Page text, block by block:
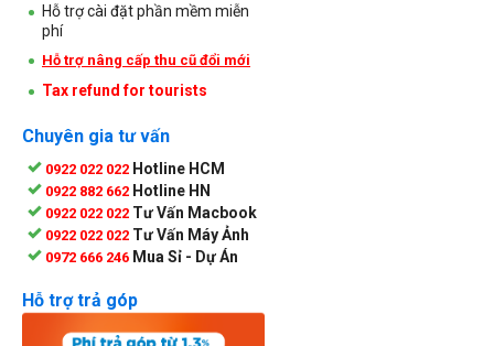
Hỗ trợ cài đặt phần mềm miễn
phí
Hỗ trợ nâng cấp thu cũ đổi mới
Tax refund for tourists
Chuyên gia tư vấn
0922 022 022 Hotline HCM
0922 882 662 Hotline HN
0922 022 022 Tư Vấn Macbook
0922 022 022 Tư Vấn Máy Ảnh
0972 666 246 Mua Sỉ - Dự Án
Hỗ trợ trả góp